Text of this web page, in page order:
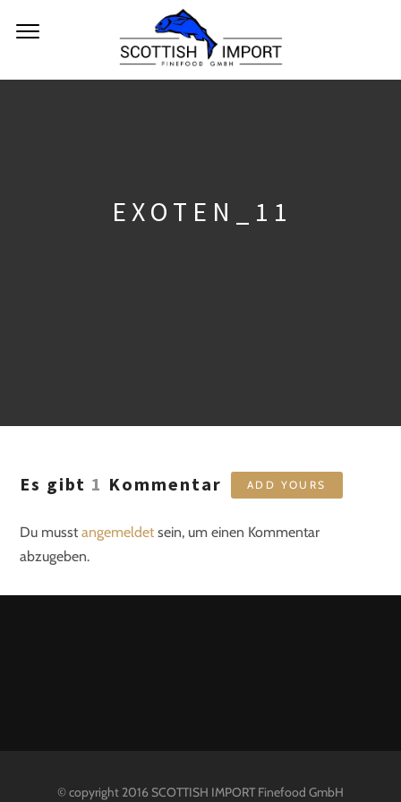
EXOTEN_11
Es gibt 1 Kommentar ADD YOURS
Du musst angemeldet sein, um einen Kommentar
abzugeben.
© copyright 2016 SCOTTISH IMPORT Finefood GmbH